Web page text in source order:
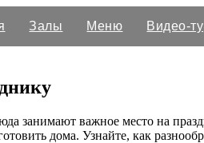
Залы Меню Видео-
занимают важное место на
дома. Узнайте, как